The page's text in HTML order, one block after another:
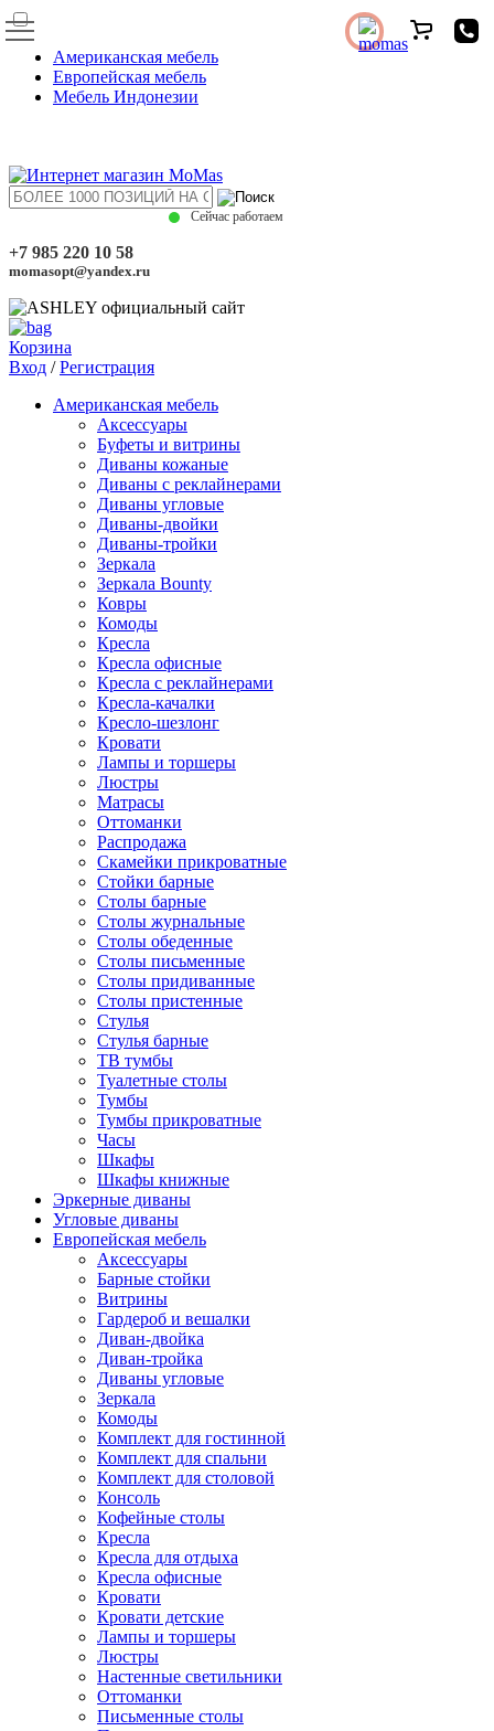
Американская мебель
Европейская мебель
Мебель Индонезии
Сейчас работаем
+7 985 220 10 58
momasopt@yandex.ru
Корзина
Вход /Регистрация
Американская мебель
Аксессуары
Буфеты и витрины
Диваны кожаные
Диваны с реклайнерами
Диваны угловые
Диваны-двойки
Диваны-тройки
Зеркала
Зеркала Bounty
Ковры
Комоды
Кресла
Кресла офисные
Кресла с реклайнерами
Кресла-качалки
Кресло-шезлонг
Кровати
Лампы и торшеры
Люстры
Матрасы
Оттоманки
Распродажа
Скамейки прикроватные
Стойки барные
Столы барные
Столы журнальные
Столы обеденные
Столы письменные
Столы придиванные
Столы пристенные
Стулья
Стулья барные
ТВ тумбы
Туалетные столы
Тумбы
Тумбы прикроватные
Часы
Шкафы
Шкафы книжные
Эркерные диваны
Угловые диваны
Европейская мебель
Аксессуары
Барные стойки
Витрины
Гардероб и вешалки
Диван-двойка
Диван-тройка
Диваны угловые
Зеркала
Комоды
Комплект для гостинной
Комплект для спальни
Комплект для столовой
Консоль
Кофейные столы
Кресла
Кресла для отдыха
Кресла офисные
Кровати
Кровати детские
Лампы и торшеры
Люстры
Настенные светильники
Оттоманки
Письменные столы